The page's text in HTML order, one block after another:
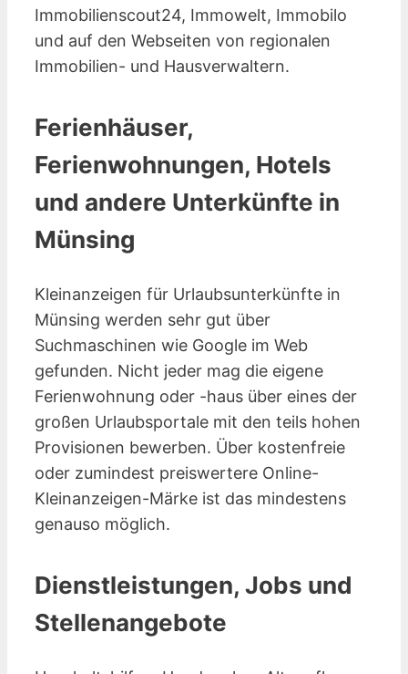
Immobilienscout24, Immowelt, Immobilo
und auf den Webseiten von regionalen
Immobilien- und Hausverwaltern.
Ferienhäuser,
Ferienwohnungen, Hotels
und andere Unterkünfte in
Münsing
Kleinanzeigen für Urlaubsunterkünfte in
Münsing werden sehr gut über
Suchmaschinen wie Google im Web
gefunden. Nicht jeder mag die eigene
Ferienwohnung oder -haus über eines der
großen Urlaubsportale mit den teils hohen
Provisionen bewerben. Über kostenfreie
oder zumindest preiswertere Online-
Kleinanzeigen-Märke ist das mindestens
genauso möglich.
Dienstleistungen, Jobs und
Stellenangebote